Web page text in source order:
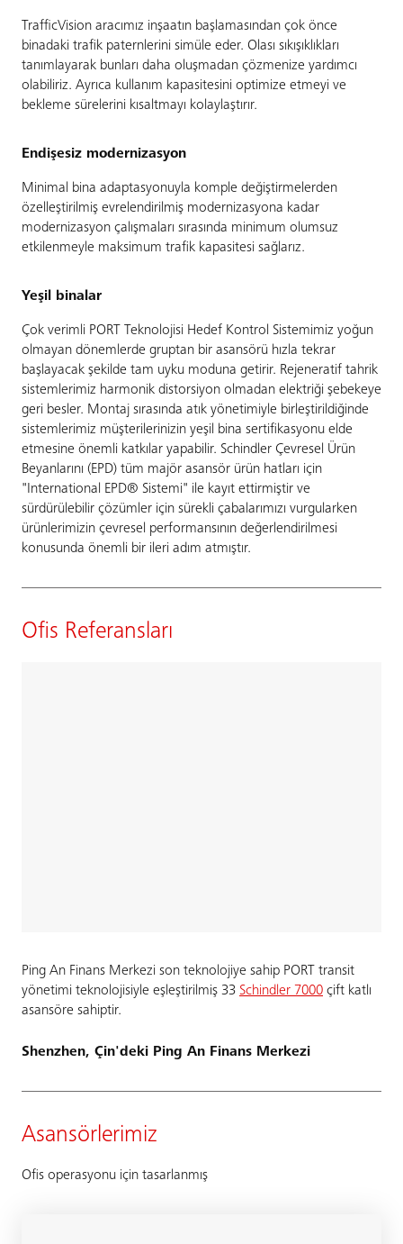
TrafficVision aracımız inşaatın başlamasından çok önce
binadaki trafik paternlerini simüle eder. Olası sıkışıklıkları
tanımlayarak bunları daha oluşmadan çözmenize yardımcı
olabiliriz. Ayrıca kullanım kapasitesini optimize etmeyi ve
bekleme sürelerini kısaltmayı kolaylaştırır.
Endişesiz modernizasyon
Minimal bina adaptasyonuyla komple değiştirmelerden
özelleştirilmiş evrelendirilmiş modernizasyona kadar
modernizasyon çalışmaları sırasında minimum olumsuz
etkilenmeyle maksimum trafik kapasitesi sağlarız.
Yeşil binalar
Çok verimli PORT Teknolojisi Hedef Kontrol Sistemimiz yoğun
olmayan dönemlerde gruptan bir asansörü hızla tekrar
başlayacak şekilde tam uyku moduna getirir. Rejeneratif tahrik
sistemlerimiz harmonik distorsiyon olmadan elektriği şebekeye
geri besler. Montaj sırasında atık yönetimiyle birleştirildiğinde
sistemlerimiz müşterilerinizin yeşil bina sertifikasyonu elde
etmesine önemli katkılar yapabilir. Schindler Çevresel Ürün
Beyanlarını (EPD) tüm majör asansör ürün hatları için
"International EPD® Sistemi" ile kayıt ettirmiştir ve
sürdürülebilir çözümler için sürekli çabalarımızı vurgularken
ürünlerimizin çevresel performansının değerlendirilmesi
konusunda önemli bir ileri adım atmıştır.
Ofis Referansları
Ping An Finans Merkezi son teknolojiye sahip PORT transit
yönetimi teknolojisiyle eşleştirilmiş 33 Schindler 7000 çift katlı
asansöre sahiptir.
Shenzhen, Çin'deki Ping An Finans Merkezi
Asansörlerimiz
Ofis operasyonu için tasarlanmış